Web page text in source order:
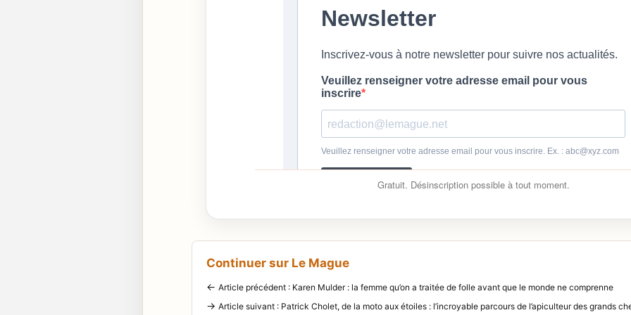
Gratuit. Désinscription possible à tout moment.
Continuer sur Le Mague
← Article précédent : Karen Mulder : la femme qu’on a traitée de folle avant que le monde ne comprenne
→ Article suivant : Patrick Cholet, de la moto aux étoiles : l’incroyable parcours de l’apiculteur des grands